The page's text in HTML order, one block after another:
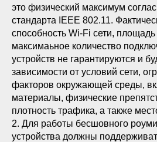
это физический максимум
стандарта IEEE 802.11.
способность Wi-Fi сети,
максимаьное количество
устройств не гарантируются и
зависимости от условий сети,
факторов окружающей среды,
материалы, физические
плотность трафика, а также
2. Для работы бесшовного
устройства должны